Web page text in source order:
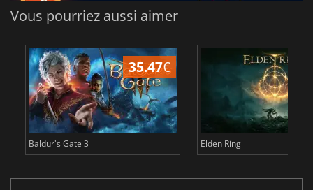
Vous pourriez aussi aimer
35.47€
Baldur's Gate 3 Elden Ring